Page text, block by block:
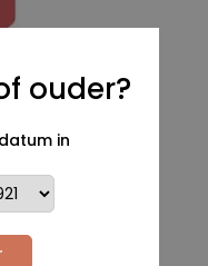
ouder?
in
3.60 statiegeld